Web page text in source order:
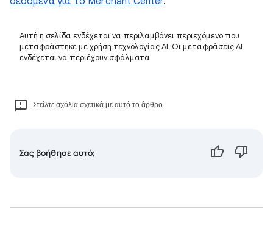
Αυτή η σελίδα ενδέχεται να περιλαμβάνει περιεχόμενο που
μεταφράστηκε με χρήση τεχνολογίας AI. Οι μεταφράσεις AI
ενδέχεται να περιέχουν σφάλματα.
Στείλτε σχόλια σχετικά με αυτό το άρθρο
Σας βοήθησε αυτό;